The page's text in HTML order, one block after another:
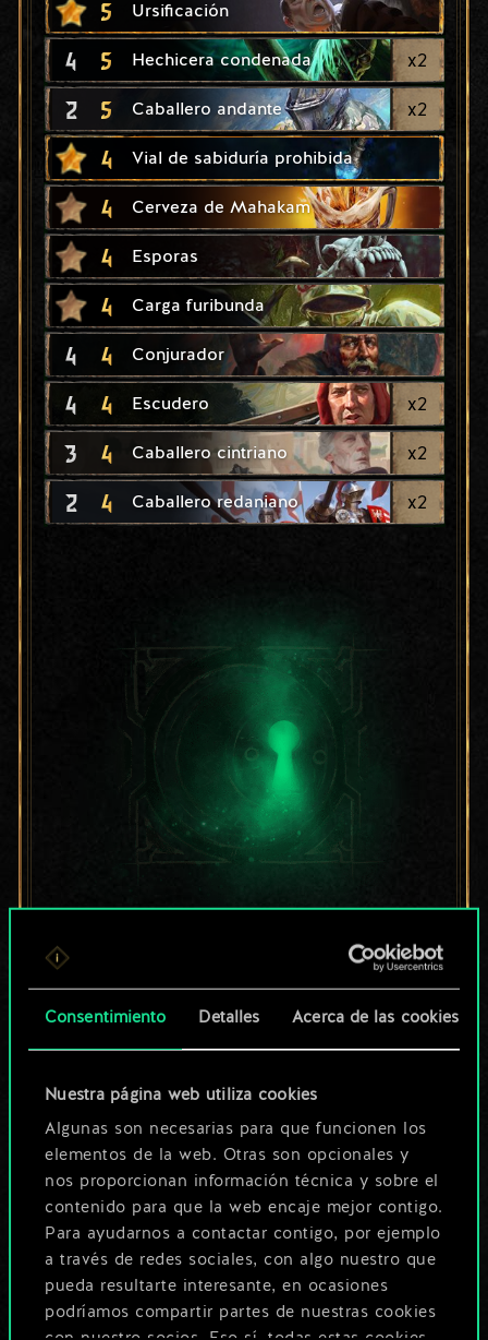
Consentimiento Detalles Acerca de las cookies
Nuestra página web utiliza cookies
Algunas son necesarias para que funcionen los
elementos de la web. Otras son opcionales y
nos proporcionan información técnica y sobre el
contenido para que la web encaje mejor contigo.
Para ayudarnos a contactar contigo, por ejemplo
a través de redes sociales, con algo nuestro que
pueda resultarte interesante, en ocasiones
podríamos compartir partes de nuestras cookies
5 Ursificación
4 5 Hechicera condenada x2
2 5 Caballero andante x2
4 Vial de sabiduría prohibida
4 Cerveza de Mahakam
4 Esporas
4 Carga furibunda
4 4 Conjurador
4 4 Escudero x2
3 4 Caballero cintriano x2
2 4 Caballero redaniano x2
un conjunto de
cartas compartido.
ser mucho más!
Poner nombre a esta baraja y crear
una guía